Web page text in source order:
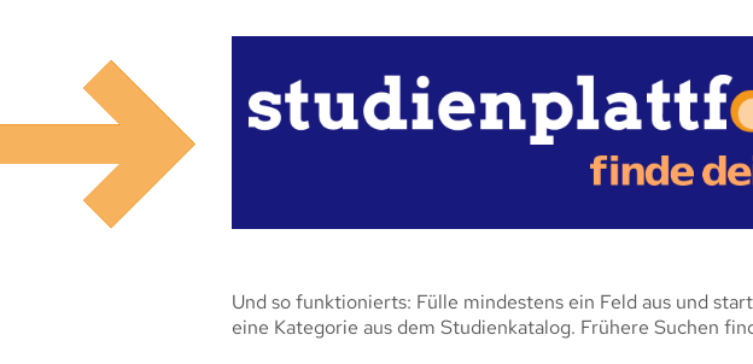
Und so funktionierts: Fülle mindestens ein Feld aus und
eine Kategorie aus dem Studienkatalog. Frühere Suchen